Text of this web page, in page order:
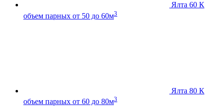
Ялта 60 К
объем парных от 50 до 60м3
Ялта 80 К
объем парных от 60 до 80м3